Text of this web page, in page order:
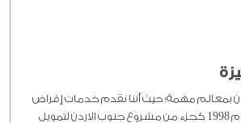
بمعالم مهمة؛ حيث أننا نقدم خدمات إقراض
التمويل الأصغر منذ عام 1998 كجزء من مشروع جنوب الاردن لتمويل